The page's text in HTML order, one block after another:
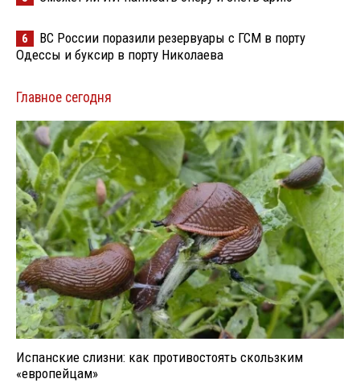
6
ВС России поразили резервуары с ГСМ в порту
Одессы и буксир в порту Николаева
Главное сегодня
Испанские слизни: как противостоять скользким
«европейцам»